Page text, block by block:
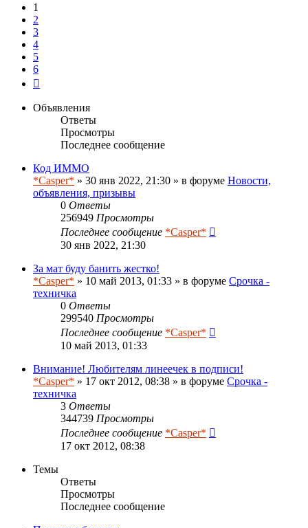
1
2
3
4
5
6
Объявления
Ответы
Просмотры
Последнее сообщение
Код ИММО
*Casper* » 30 янв 2022, 21:30 » в форуме Новости,
объявления, призывы
0 Ответы
256949 Просмотры
Последнее сообщение *Casper*
30 янв 2022, 21:30
За мат буду банить жестко!
*Casper* » 10 май 2013, 01:33 » в форуме Срочка -
техничка
0 Ответы
299540 Просмотры
Последнее сообщение *Casper*
10 май 2013, 01:33
Внимание! Любителям линеечек в подписи!
*Casper* » 17 окт 2012, 08:38 » в форуме Срочка -
техничка
3 Ответы
344739 Просмотры
Последнее сообщение *Casper*
17 окт 2012, 08:38
Темы
Ответы
Просмотры
Последнее сообщение